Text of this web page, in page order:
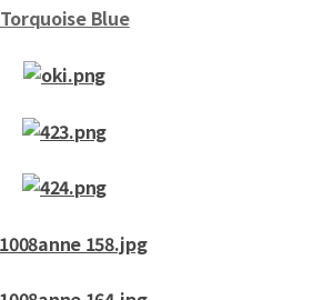
Torquoise Blue